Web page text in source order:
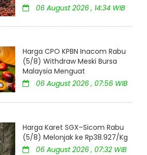
06 August 2026 , 14:34 WIB
Harga CPO KPBN Inacom Rabu
(5/8) Withdraw Meski Bursa
Malaysia Menguat
06 August 2026 , 07:56 WIB
Harga Karet SGX–Sicom Rabu
(5/8) Melonjak ke Rp38.927/Kg
06 August 2026 , 07:32 WIB